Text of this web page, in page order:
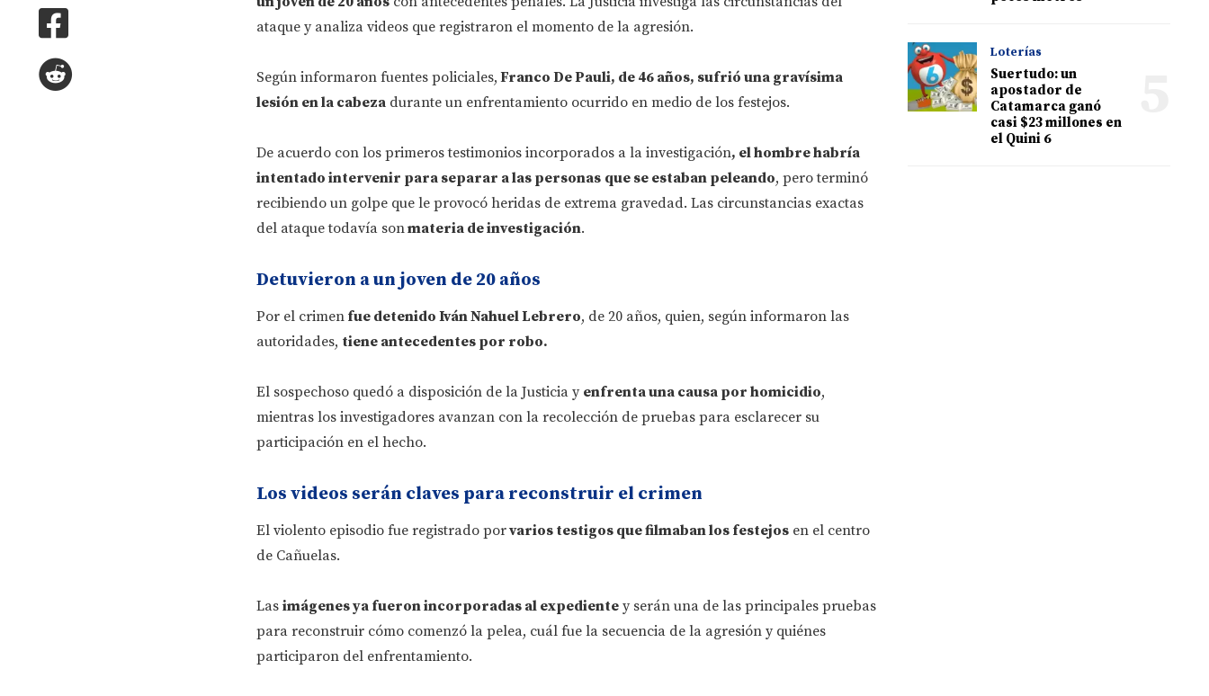
ataque y analiza videos que registraron el momento de la agresión.
Según informaron fuentes policiales, Franco De Pauli, de 46 años, sufrió una gravísima
lesión en la cabezadurante un enfrentamiento ocurrido en medio de los festejos.
De acuerdo con los primeros testimonios incorporados a la investigación, el hombre habría
intentado intervenir para separar a las personas que se estaban peleando, pero terminó
recibiendo un golpe que le provocó heridas de extrema gravedad. Las circunstancias exactas
del ataque todavía sonmateria de investigación.
Detuvieron a un joven de 20 años
Por el crimenfue detenido Iván Nahuel Lebrero, de 20 años, quien, según informaron las
autoridades, tiene antecedentes por robo.
El sospechoso quedó a disposición de la Justicia y enfrenta una causa por homicidio,
mientras los investigadores avanzan con la recolección de pruebas para esclarecer su
participación en el hecho.
Los videos serán claves para reconstruir el crimen
El violento episodio fue registrado porvarios testigos que filmaban los festejosen el centro
de Cañuelas.
Las imágenes ya fueron incorporadas al expedientey serán una de las principales pruebas
para reconstruir cómo comenzó la pelea, cuál fue la secuencia de la agresión y quiénes
participaron del enfrentamiento.
Loterías
Suertudo: un
apostador de
Catamarca ganó
casi $23 millones en
el Quini 6